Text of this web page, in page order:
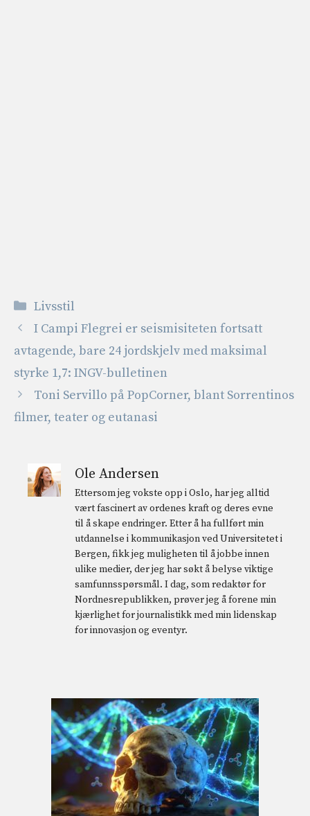
Kategorier
Livsstil
I Campi Flegrei er seismisiteten fortsatt
avtagende, bare 24 jordskjelv med maksimal
styrke 1,7: INGV-bulletinen
Toni Servillo på PopCorner, blant Sorrentinos
filmer, teater og eutanasi
Ole Andersen
Ettersom jeg vokste opp i Oslo, har jeg alltid
vært fascinert av ordenes kraft og deres evne
til å skape endringer. Etter å ha fullført min
utdannelse i kommunikasjon ved Universitetet i
Bergen, fikk jeg muligheten til å jobbe innen
ulike medier, der jeg har søkt å belyse viktige
samfunnsspørsmål. I dag, som redaktør for
Nordnesrepublikken, prøver jeg å forene min
kjærlighet for journalistikk med min lidenskap
for innovasjon og eventyr.